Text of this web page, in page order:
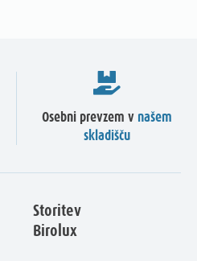
Osebni prevzem v našem
skladišču
Storitev
Birolux